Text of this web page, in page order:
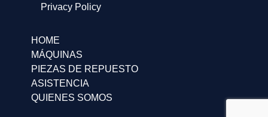
Privacy Policy
HOME
MÁQUINAS
PIEZAS DE REPUESTO
ASISTENCIA
QUIENES SOMOS